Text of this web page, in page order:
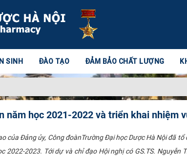
SINH ĐÀO TẠO ĐẢM BẢO CHẤT LƯỢNG
năm học 2021-2022 và triển khai nhiệm
của Đảng ủy, Công đoànTrường Đại học Dược Hà Nội đã
2023. Tới dự và chỉ đạo Hội nghị có GS.TS. Nguyễn